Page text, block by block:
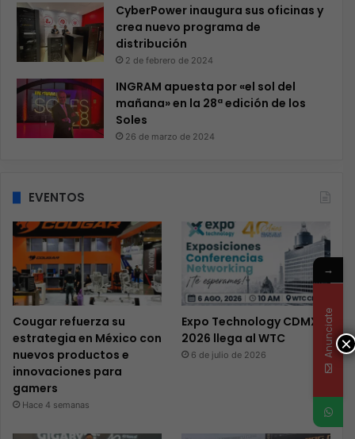
CyberPower inaugura sus oficinas y
crea nuevo programa de
distribución
2 de febrero de 2024
INGRAM apuesta por «el sol del
mañana» en la 28ª edición de los
Soles
26 de marzo de 2024
EVENTOS
Cougar refuerza su
estrategia en México con
nuevos productos e
innovaciones para
gamers
Hace 4 semanas
Expo Technology CDMX
2026 llega al WTC
6 de julio de 2026
×
→
Anunciate